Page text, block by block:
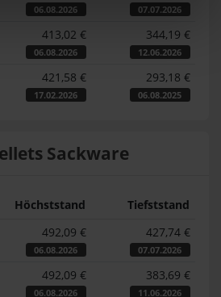
06.08.2026 07.07.2026
413,02 €
06.08.2026
344,19 €
12.06.2026
421,58 €
17.02.2026
293,18 €
06.08.2025
Sackware
Höchststand
Tiefststand
492,09 €
06.08.2026
427,74 €
07.07.2026
492,09 €
06.08.2026
383,69 €
11.06.2026